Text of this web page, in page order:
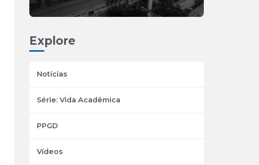
Explore
Notícias
Série: Vida Acadêmica
PPGD
Vídeos